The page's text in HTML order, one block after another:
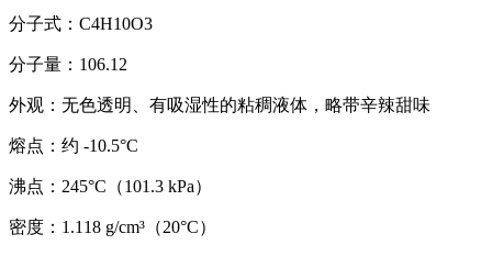
分子式：C4H10O3
分子量：106.12
外观：无色透明、有吸湿性的粘稠液体，略带辛辣甜味
熔点：约 -10.5°C
沸点：245°C（101.3 kPa）
密度：1.118 g/cm³（20°C）